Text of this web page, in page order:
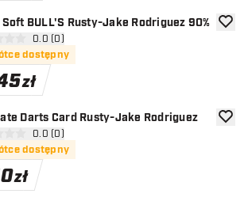
BULL'S Rusty-Jake Rodriguez 90%
otwórz panel recenzji
oceny0.0 (0)
dostępny
zł
Darts Card Rusty-Jake Rodriguez
otwórz panel recenzji
oceny0.0 (0)
dostępny
zł